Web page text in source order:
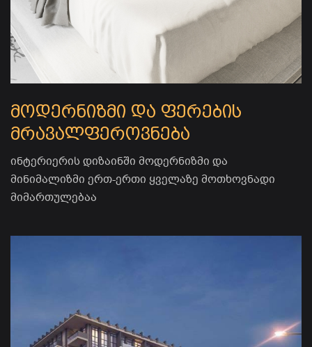
მოდერნიზმი და ფერების
მრავალფეროვნება
ინტერიერის დიზაინში მოდერნიზმი და
მინიმალიზმი ერთ-ერთი ყველაზე მოთხოვნადი
მიმართულებაა